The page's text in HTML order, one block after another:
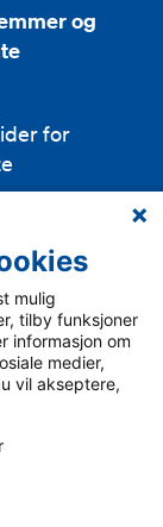
og
for
& cookies
mulig
tilby funksjoner
informasjon om
medier,
vil akseptere,